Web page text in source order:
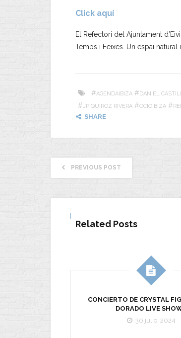
Click aquí
El Refectori del Ajuntament
Temps i Feixes. Un espai natural
#AGENDAIBIZA #DANIEL
#JP QUIROZ RIVERA #OCIOIBIZA #
SHARE
PREVIOUS POST
Related Posts
CONCIERTO DE CRYSTAL
DORADO LIVE
30 julio, 2024